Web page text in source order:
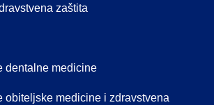
zaštita
dentalne medicine
obiteljske medicine i zdravstvena